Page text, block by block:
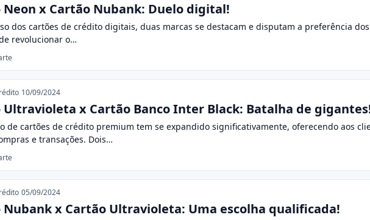
Neon x Cartão Nubank: Duelo digital!
dos cartões de crédito digitais, duas marcas se destacam e disputam a preferência
revolucionar o…
10/09/2024
Ultravioleta x Cartão Banco Inter Black: Batalha de
de cartões de crédito premium tem se expandido significativamente, oferecendo aos
e transações. Dois…
05/09/2024
Nubank x Cartão Ultravioleta: Uma escolha qualificada!